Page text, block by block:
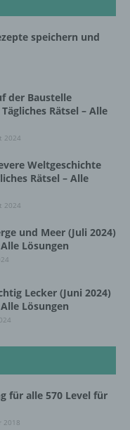
speichern und
der Baustelle
Rätsel – Alle
2024
Weltgeschichte
Rätsel – Alle
2024
und Meer (Juli 2024)
Lösungen
Lecker (Juni 2024)
Lösungen
für alle 570 Level für
2018
Verarbeitung
in einer Weise,
Daten
werden
werden
gewährleisten,
Daten nicht
werden.
Verarbeitung
Verarbeitung
oder
die Zwecke
von